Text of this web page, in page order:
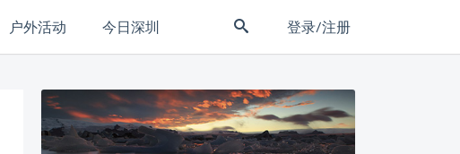
户外活动 今日深圳 登录/注册